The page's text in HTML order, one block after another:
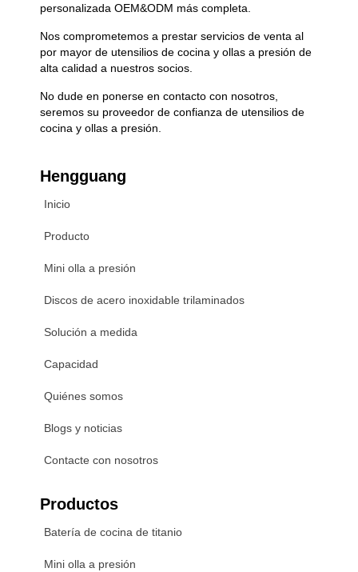
personalizada OEM&ODM más completa.
Nos comprometemos a prestar servicios de venta al
por mayor de utensilios de cocina y ollas a presión de
alta calidad a nuestros socios.
No dude en ponerse en contacto con nosotros,
seremos su proveedor de confianza de utensilios de
cocina y ollas a presión.
Hengguang
Inicio
Producto
Mini olla a presión
Discos de acero inoxidable trilaminados
Solución a medida
Capacidad
Quiénes somos
Blogs y noticias
Contacte con nosotros
Productos
Batería de cocina de titanio
Mini olla a presión